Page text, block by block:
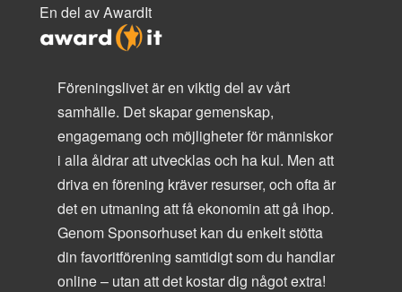
En del av AwardIt
Föreningslivet är en viktig del av vårt
samhälle. Det skapar gemenskap,
engagemang och möjligheter för människor
i alla åldrar att utvecklas och ha kul. Men att
driva en förening kräver resurser, och ofta är
det en utmaning att få ekonomin att gå ihop.
Genom Sponsorhuset kan du enkelt stötta
din favoritförening samtidigt som du handlar
online – utan att det kostar dig något extra!